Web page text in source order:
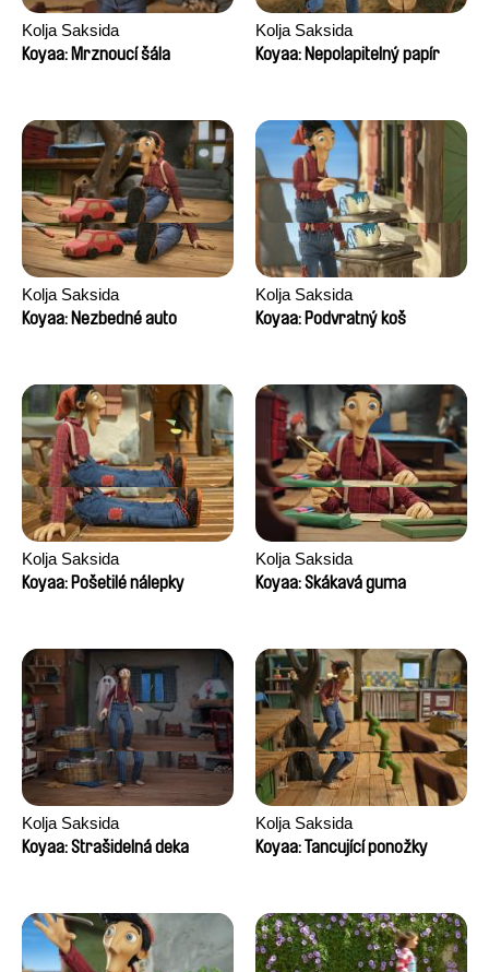
Kolja Saksida
Koyaa: Mrznoucí šála
Kolja Saksida
Koyaa: Nepolapitelný papír
Kolja Saksida
Koyaa: Nezbedné auto
Kolja Saksida
Koyaa: Podvratný koš
Kolja Saksida
Koyaa: Pošetilé nálepky
Kolja Saksida
Koyaa: Skákavá guma
Kolja Saksida
Koyaa: Strašidelná deka
Kolja Saksida
Koyaa: Tancující ponožky